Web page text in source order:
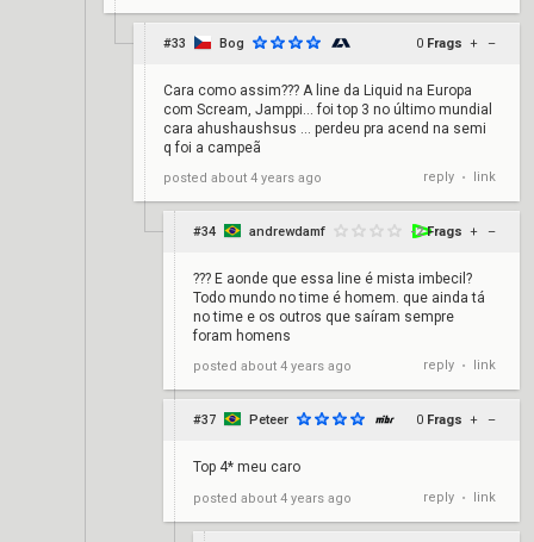
#33 Bog 0 Frags + –
Cara como assim??? A line da Liquid na Europa
com Scream, Jamppi… foi top 3 no último mundial
cara ahushaushsus … perdeu pra acend na semi
q foi a campeã
posted about 4 years ago reply • link
#34 andrewdamf -2 Frags + –
??? E aonde que essa line é mista imbecil?
Todo mundo no time é homem. que ainda tá
no time e os outros que saíram sempre
foram homens
posted about 4 years ago reply • link
#37 Peteer 0 Frags + –
Top 4* meu caro
posted about 4 years ago reply • link